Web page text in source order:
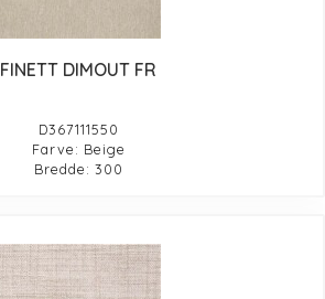
FINETT DIMOUT FR
D367111550
Farve: Beige
Bredde: 300